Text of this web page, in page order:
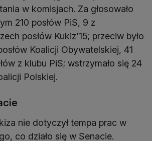
w komisjach. Za głosowało
210 posłów PiS, 9 z
posłów Kukiz'15; przeciw było
Koalicji Obywatelskiej, 41
z klubu PiS; wstrzymało się 24
Polskiej.
nie dotyczył tempa prac w
co działo się w Senacie.